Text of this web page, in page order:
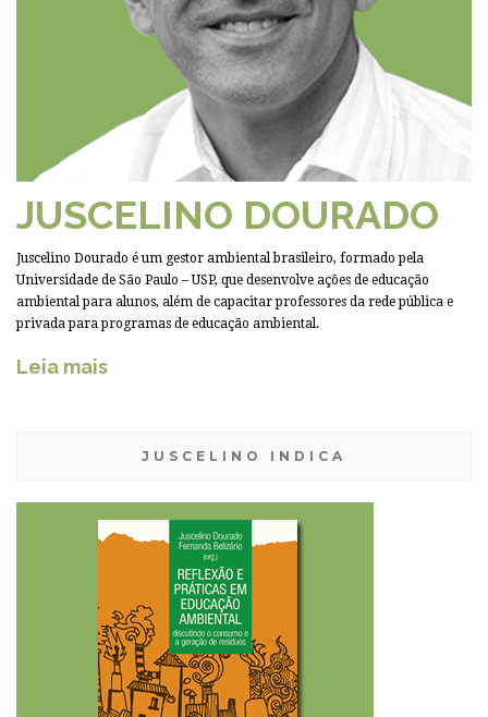
JUSCELINO DOURADO
Juscelino Dourado é um gestor ambiental brasileiro, formado pela
Universidade de São Paulo – USP, que desenvolve ações de educação
ambiental para alunos, além de capacitar professores da rede pública e
privada para programas de educação ambiental.
Leia mais
JUSCELINO INDICA